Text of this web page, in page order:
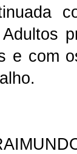
e com